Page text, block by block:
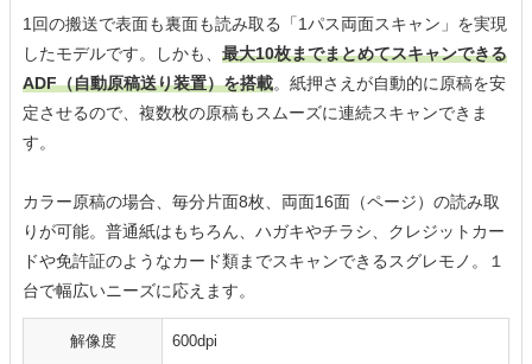
1回の搬送で表面も裏面も読み取る「1パス両面スキャン」を実現
したモデルです。しかも、 最大10枚までまとめてスキャンできる
ADF（自動原稿送り装置）を搭載。紙押さえが自動的に原稿を安
定させるので、複数枚の原稿もスムーズに連続スキャンできま
す。
カラー原稿の場合、毎分片面8枚、両面16面（ページ）の読み取
りが可能。普通紙はもちろん、ハガキやチラシ、クレジットカー
ドや免許証のようなカード類までスキャンできるスグレモノ。１
台で幅広いニーズに応えます。
解像度 600dpi